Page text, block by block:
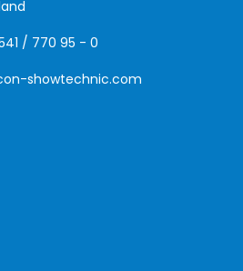
/ 770 95 - 0
showtechnic.com